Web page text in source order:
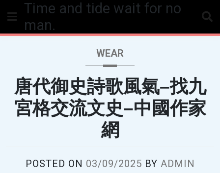
Time and tide wait for no
man.
WEAR
唐代御史詩歌風氣–找九
宮格交流文史–中國作家
網
POSTED ON 03/09/2025 BY ADMIN